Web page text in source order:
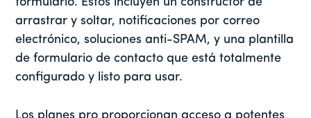
arrastrar y soltar, notificaciones por correo
electrónico, soluciones anti-SPAM, y una plantilla
de formulario de contacto que está totalmente
configurado y listo para usar.